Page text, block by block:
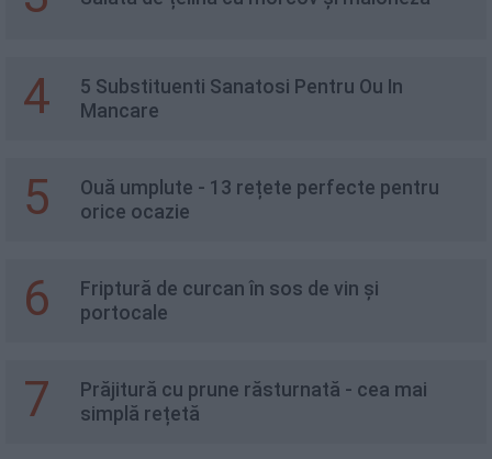
4
5 Substituenti Sanatosi Pentru Ou In
Mancare
5
Ouă umplute - 13 rețete perfecte pentru
orice ocazie
6
Friptură de curcan în sos de vin și
portocale
7
Prăjitură cu prune răsturnată - cea mai
simplă rețetă